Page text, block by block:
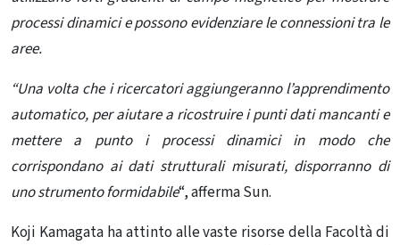
processi dinamici e possono evidenziare le connessioni tra le
aree.
“Una volta che i ricercatori aggiungeranno l’apprendimento
automatico, per aiutare a ricostruire i punti dati mancanti e
mettere a punto i processi dinamici in modo che
corrispondano ai dati strutturali misurati, disporranno di
uno strumento formidabile“, afferma Sun.
Koji Kamagata ha attinto alle vaste risorse della Facoltà di